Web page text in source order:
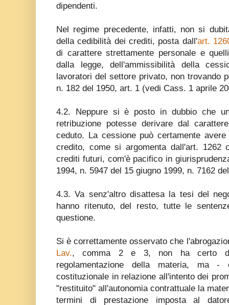
dipendenti.
Nel regime precedente, infatti, non si
della cedibilità dei crediti, posta dall'art.
di carattere strettamente personale e
dalla legge, dell'ammissibilità della
lavoratori del settore privato, non trovando
n. 182 del 1950, art. 1 (vedi Cass. 1 aprile
4.2. Neppure si è posto in dubbio che
retribuzione potesse derivare dal
ceduto. La cessione può certamente
credito, come si argomenta dall'art. 1262
crediti futuri, com'è pacifico in
1994, n. 5947 del 15 giugno 1999, n. 7162
4.3. Va senz'altro disattesa la tesi del
hanno ritenuto, del resto, tutte le
questione.
Si è correttamente osservato che
Lav., comma 2 e 3, non ha certo
regolamentazione della materia, ma -
costituzionale in relazione all'intento dei
"restituito" all'autonomia contrattuale la
termini di prestazione imposta al